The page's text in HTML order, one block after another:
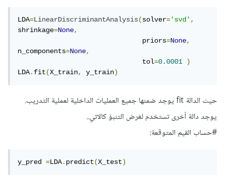
LDA=LinearDiscriminantAnalysis(solver='svd',
shrinkage=None,
priors=None,
n_components=None,
tol=0.0001
)
LDA.fit(X_train, y_train)
حيث الدالة fit يوجد ضمنها جميع العمليات الداخلية لعملية التدريب.
يوجد دالة أخرى تستخدم لغرض التنبؤ كالاتي..
#حساب القيم المتوقعة:
y_pred =LDA.predict(X_test)